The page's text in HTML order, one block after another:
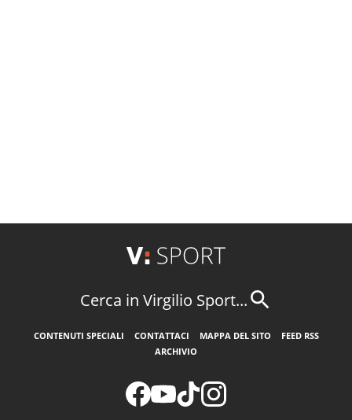
Cerca in Virgilio Sport...
CONTENUTI SPECIALI CONTATTACI MAPPA DEL SITO
FEED RSS
ARCHIVIO